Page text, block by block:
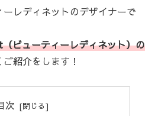
レディネットのデザイナーで
（ビューティーレディネット）の
紹介をします！
次